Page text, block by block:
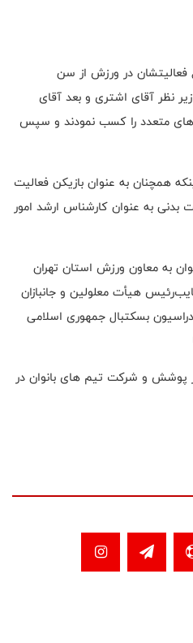
فعالیتشان در ورزش از سن
زیر نظر آقای اشتری و بعد آقای
های متعدد را کسب نمودند و سپس
وجود اینکه همچنان به عنوان بازیکن فعالیت
بدنی به عنوان کارشناس ارشد امور
به معاون ورزش استان تهران
هیأت معلولین و جانبازان
فدراسیون بسکتبال جمهوری اسلامی
پوشش و شرکت تیم های بانوان در